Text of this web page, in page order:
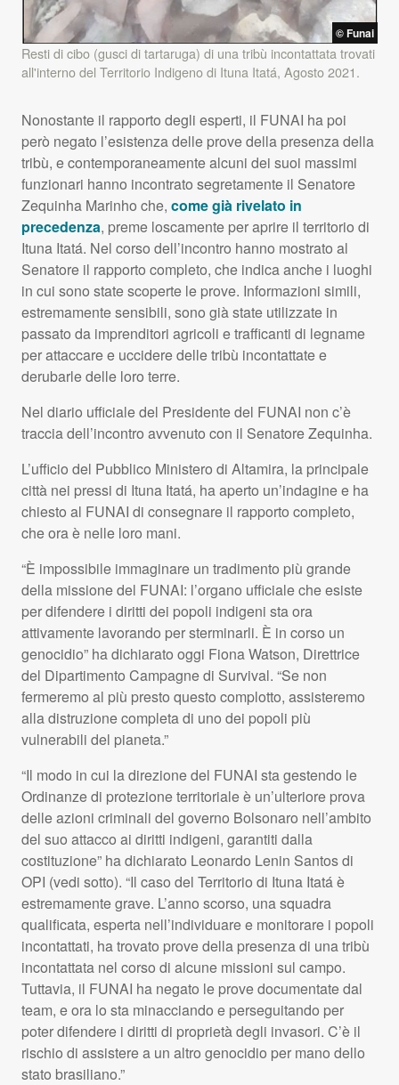
© Funai
Resti di cibo (gusci di tartaruga) di una tribù incontattata trovati
all'interno del Territorio Indigeno di Ituna Itatá, Agosto 2021.
Nonostante il rapporto degli esperti, il FUNAI ha poi
però negato l’esistenza delle prove della presenza della
tribù, e contemporaneamente alcuni dei suoi massimi
funzionari hanno incontrato segretamente il Senatore
Zequinha Marinho che, come già rivelato in
precedenza, preme loscamente per aprire il territorio di
Ituna Itatá. Nel corso dell’incontro hanno mostrato al
Senatore il rapporto completo, che indica anche i luoghi
in cui sono state scoperte le prove. Informazioni simili,
estremamente sensibili, sono già state utilizzate in
passato da imprenditori agricoli e trafficanti di legname
per attaccare e uccidere delle tribù incontattate e
derubarle delle loro terre.
Nel diario ufficiale del Presidente del FUNAI non c’è
traccia dell’incontro avvenuto con il Senatore Zequinha.
L’ufficio del Pubblico Ministero di Altamira, la principale
città nei pressi di Ituna Itatá, ha aperto un’indagine e ha
chiesto al FUNAI di consegnare il rapporto completo,
che ora è nelle loro mani.
“È impossibile immaginare un tradimento più grande
della missione del FUNAI: l’organo ufficiale che esiste
per difendere i diritti dei popoli indigeni sta ora
attivamente lavorando per sterminarli. È in corso un
genocidio” ha dichiarato oggi Fiona Watson, Direttrice
del Dipartimento Campagne di Survival. “Se non
fermeremo al più presto questo complotto, assisteremo
alla distruzione completa di uno dei popoli più
vulnerabili del pianeta.”
“Il modo in cui la direzione del FUNAI sta gestendo le
Ordinanze di protezione territoriale è un’ulteriore prova
delle azioni criminali del governo Bolsonaro nell’ambito
del suo attacco ai diritti indigeni, garantiti dalla
costituzione” ha dichiarato Leonardo Lenin Santos di
OPI (vedi sotto). “Il caso del Territorio di Ituna Itatá è
estremamente grave. L’anno scorso, una squadra
qualificata, esperta nell’individuare e monitorare i popoli
incontattati, ha trovato prove della presenza di una tribù
incontattata nel corso di alcune missioni sul campo.
Tuttavia, il FUNAI ha negato le prove documentate dal
team, e ora lo sta minacciando e perseguitando per
poter difendere i diritti di proprietà degli invasori. C’è il
rischio di assistere a un altro genocidio per mano dello
stato brasiliano.”